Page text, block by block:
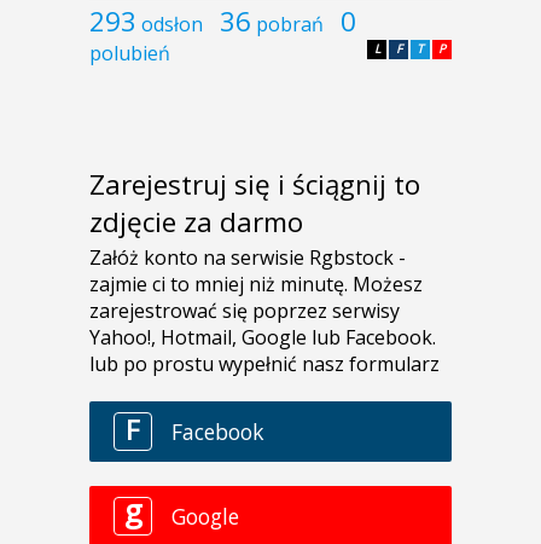
293 odsłon 36 pobrań 0
polubień P
T
F
L
Zarejestruj się i ściągnij to
zdjęcie za darmo